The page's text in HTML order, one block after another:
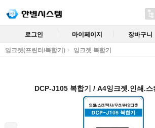
로그인 마이페이지 장바구니
잉크젯(프린터/복합기) 잉크젯 복합기
DCP-J105 복합기 / A4잉크젯.인쇄.스